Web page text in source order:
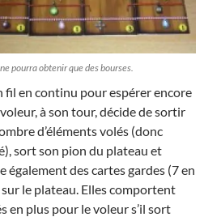
pourra obtenir que des bourses.
fil en continu pour espérer encore
à son tour, décide de sortir
d’éléments volés (donc
sort son pion du plateau et
des cartes gardes (7 en
le plateau. Elles comportent
en plus pour le voleur s’il sort